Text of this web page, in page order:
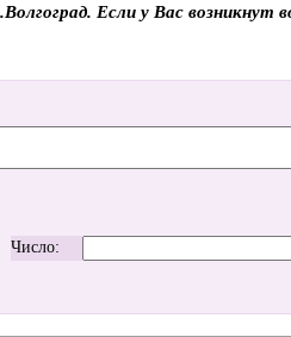
Если у Вас
Число: